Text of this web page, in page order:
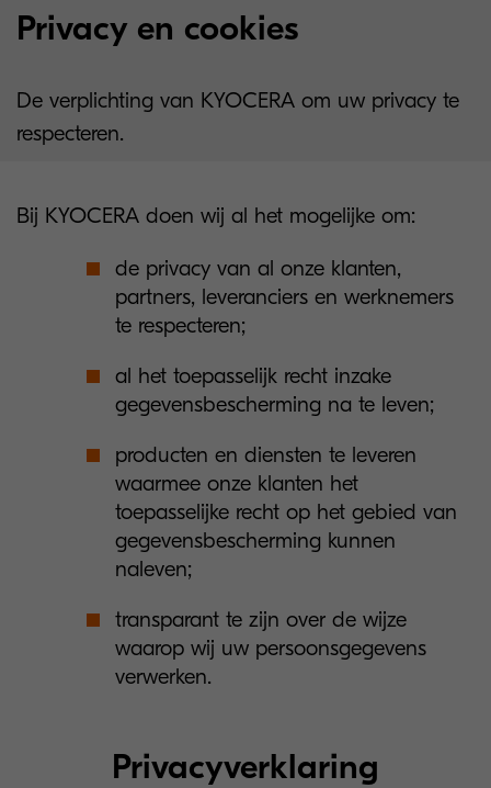
Privacy en cookies
De verplichting van KYOCERA om uw privacy te
respecteren.
Bij KYOCERA doen wij al het mogelijke om:
de privacy van al onze klanten,
partners, leveranciers en werknemers
te respecteren;
al het toepasselijk recht inzake
gegevensbescherming na te leven;
producten en diensten te leveren
waarmee onze klanten het
toepasselijke recht op het gebied van
gegevensbescherming kunnen
naleven;
transparant te zijn over de wijze
waarop wij uw persoonsgegevens
verwerken.
Privacyverklaring